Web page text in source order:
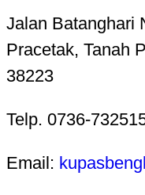
Jalan Batanghari
Pracetak, Tanah
38223
Telp. 0736-
Email: